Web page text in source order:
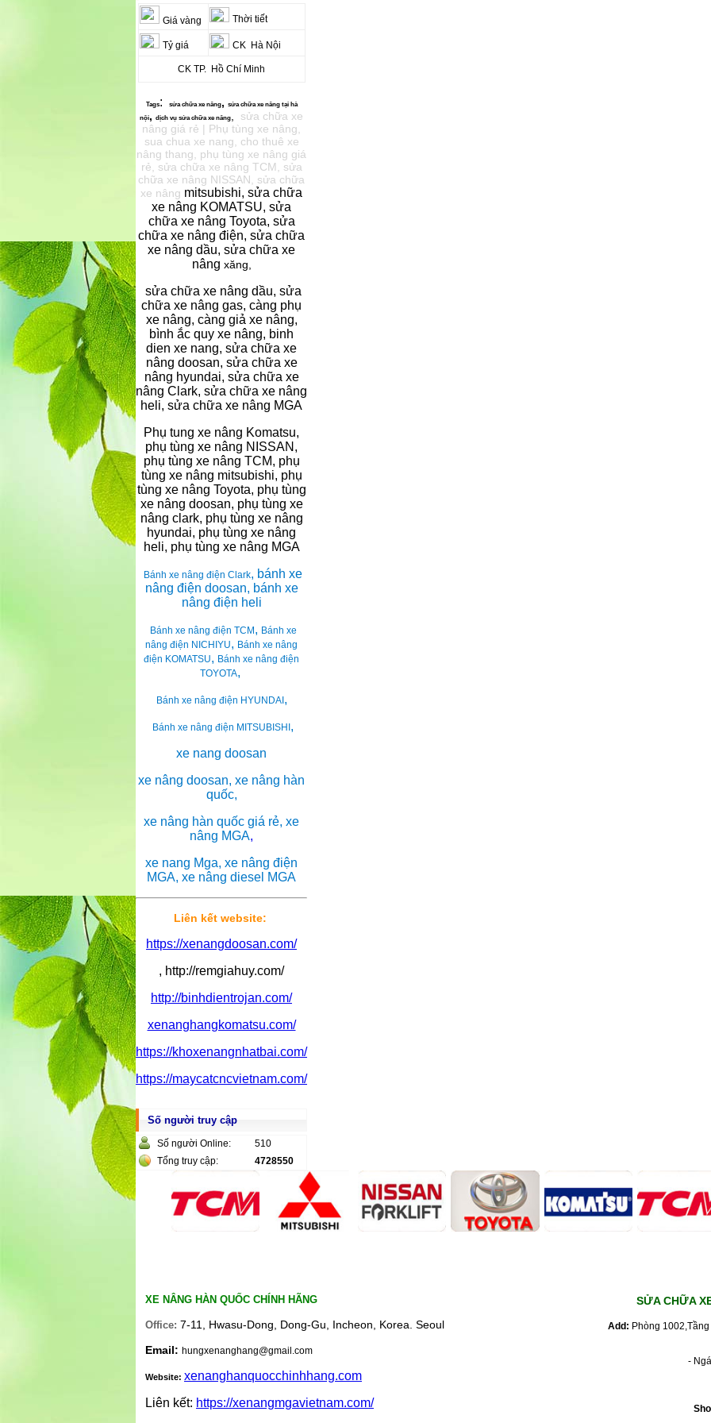
Giá vàng Thời tiết
Tỷ giá CK Hà Nội
CK TP. Hồ Chí Minh
Tags: sửa chữa xenâng, sửa chữa xe nângtại hà
nội, dịch vụ sửa chữa xe nâng
sửa chữa xe
nâng giá rẻ | Phụ tùng xe nâng,
sua chua xe nang, cho thuê xe
nâng thang, phụ tùng xe nâng giá
rẻ, sửa chữa xe nâng TCM, sửa
chữa xe nâng NISSAN, sửa chữa
xe nâng mitsubishi, sửa chữa
xe nâng KOMATSU, sửa
chữa xe nâng Toyota, sửa
chữa xe nâng điện, sửa chữa
xe nâng dầu, sửa chữa xe
nâng xăng,
sửa chữa xe nâng dầu, sửa
chữa xe nâng gas, càng phụ
xe nâng, càng giả xe nâng,
bình ắc quy xe nâng, binh
dien xe nang, sửa chữa xe
nâng doosan, sửa chữa xe
nâng hyundai, sửa chữa xe
nâng Clark, sửa chữa xe nâng
heli, sửa chữa xe nâng MGA
Phụ tung xe nâng Komatsu,
phụ tùng xe nâng NISSAN,
phụ tùng xe nâng TCM, phụ
tùng xe nâng mitsubishi, phụ
tùng xe nâng Toyota, phụ tùng
xe nâng doosan, phụ tùng xe
nâng clark, phụ tùng xe nâng
hyundai, phụ tùng xe nâng
heli, phụ tùng xe nâng MGA
Bánh xe nâng điện Clark, bánh xe
nâng điện doosan, bánh xe
nâng điện heli
Bánh xe nâng điện TCM , Bánh xe
nâng điện NICHIYU, Bánh xe nâng
điện KOMATSU, Bánh xe nâng điện
TOYOTA,
Bánh xe nâng điện HYUNDAI,
Bánh xe nâng điện MITSUBISHI ,
xe nang doosan
xe nâng doosan, xe nâng hàn
quốc,
xe nâng hàn quốc giá rẻ, xe
nâng MGA,
xe nang Mga, xe nâng điện
MGA, xe nâng diesel MGA
Liên kết website:
https://xenangdoosan.com/
, http://remgiahuy.com/
http://binhdientrojan.com/
xenanghangkomatsu.com/
https://khoxenangnhatbai.com/
https://maycatcncvietnam.com/
Số người truy cập
Số người Online:
510
Tổng truy cập:
4728550
XE NÂNG HÀN QUỐC CHÍNH HÃNG
Office: 7-11, Hwasu-Dong, Dong-Gu, Incheon, Korea. Seoul
Email: hungxenanghang@gmail.com
Website: xenanghanquocchinhhang.com
Liên kết: https://xenangmgavietnam.com/
SỬA CHỮA
Add: Phòng
-